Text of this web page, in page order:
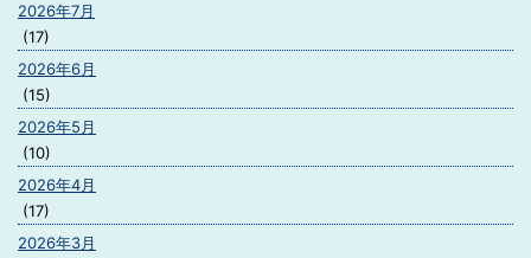
2026年7月
(17)
2026年6月
(15)
2026年5月
(10)
2026年4月
(17)
2026年3月